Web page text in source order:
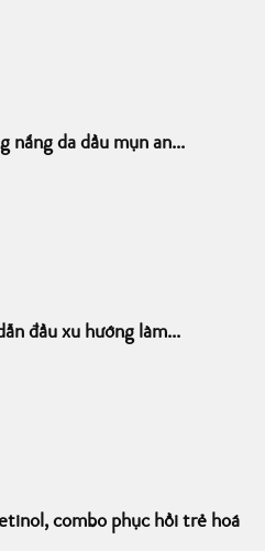
nắng da dầu mụn an...
đầu xu hướng làm...
combo phục hồi trẻ hoá